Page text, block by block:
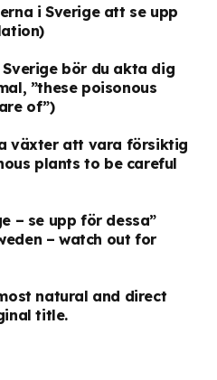
i Sverige att se upp
bör du akta dig
”these poisonous
of”)
växter att vara försiktig
plants to be careful
– se upp för dessa”
– watch out for
natural and direct
title.